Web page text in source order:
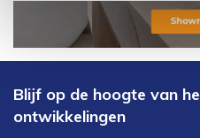
Blijf op de hoogte van
ontwikkelingen